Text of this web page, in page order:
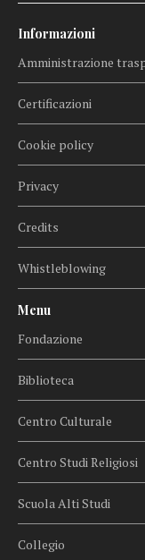
Informazioni
Amministrazione
Certificazioni
Cookie policy
Privacy
Credits
Whistleblowing
Menu
Fondazione
Biblioteca
Centro Culturale
Centro Studi Religiosi
Scuola Alti Studi
Collegio